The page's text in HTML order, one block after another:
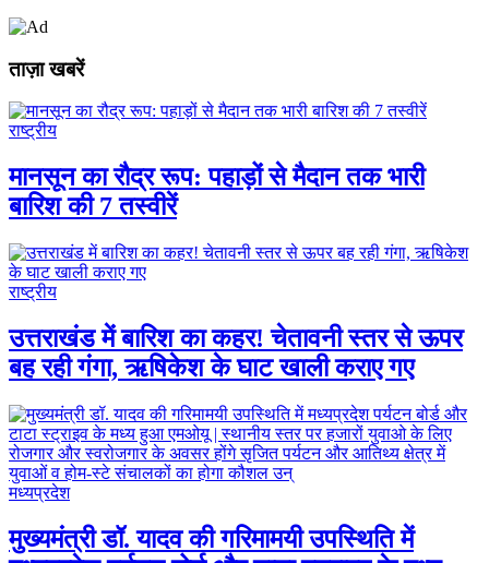
ताज़ा खबरें
राष्ट्रीय
मानसून का रौद्र रूप: पहाड़ों से मैदान तक भारी
बारिश की 7 तस्वीरें
राष्ट्रीय
उत्तराखंड में बारिश का कहर! चेतावनी स्तर से ऊपर
बह रही गंगा, ऋषिकेश के घाट खाली कराए गए
मध्यप्रदेश
मुख्यमंत्री डॉ. यादव की गरिमामयी उपस्थिति में